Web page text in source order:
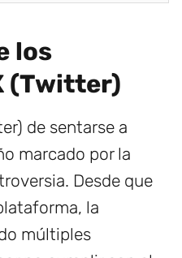
los
(Twitter)
de sentarse a
marcado por la
Desde que
la
múltiples